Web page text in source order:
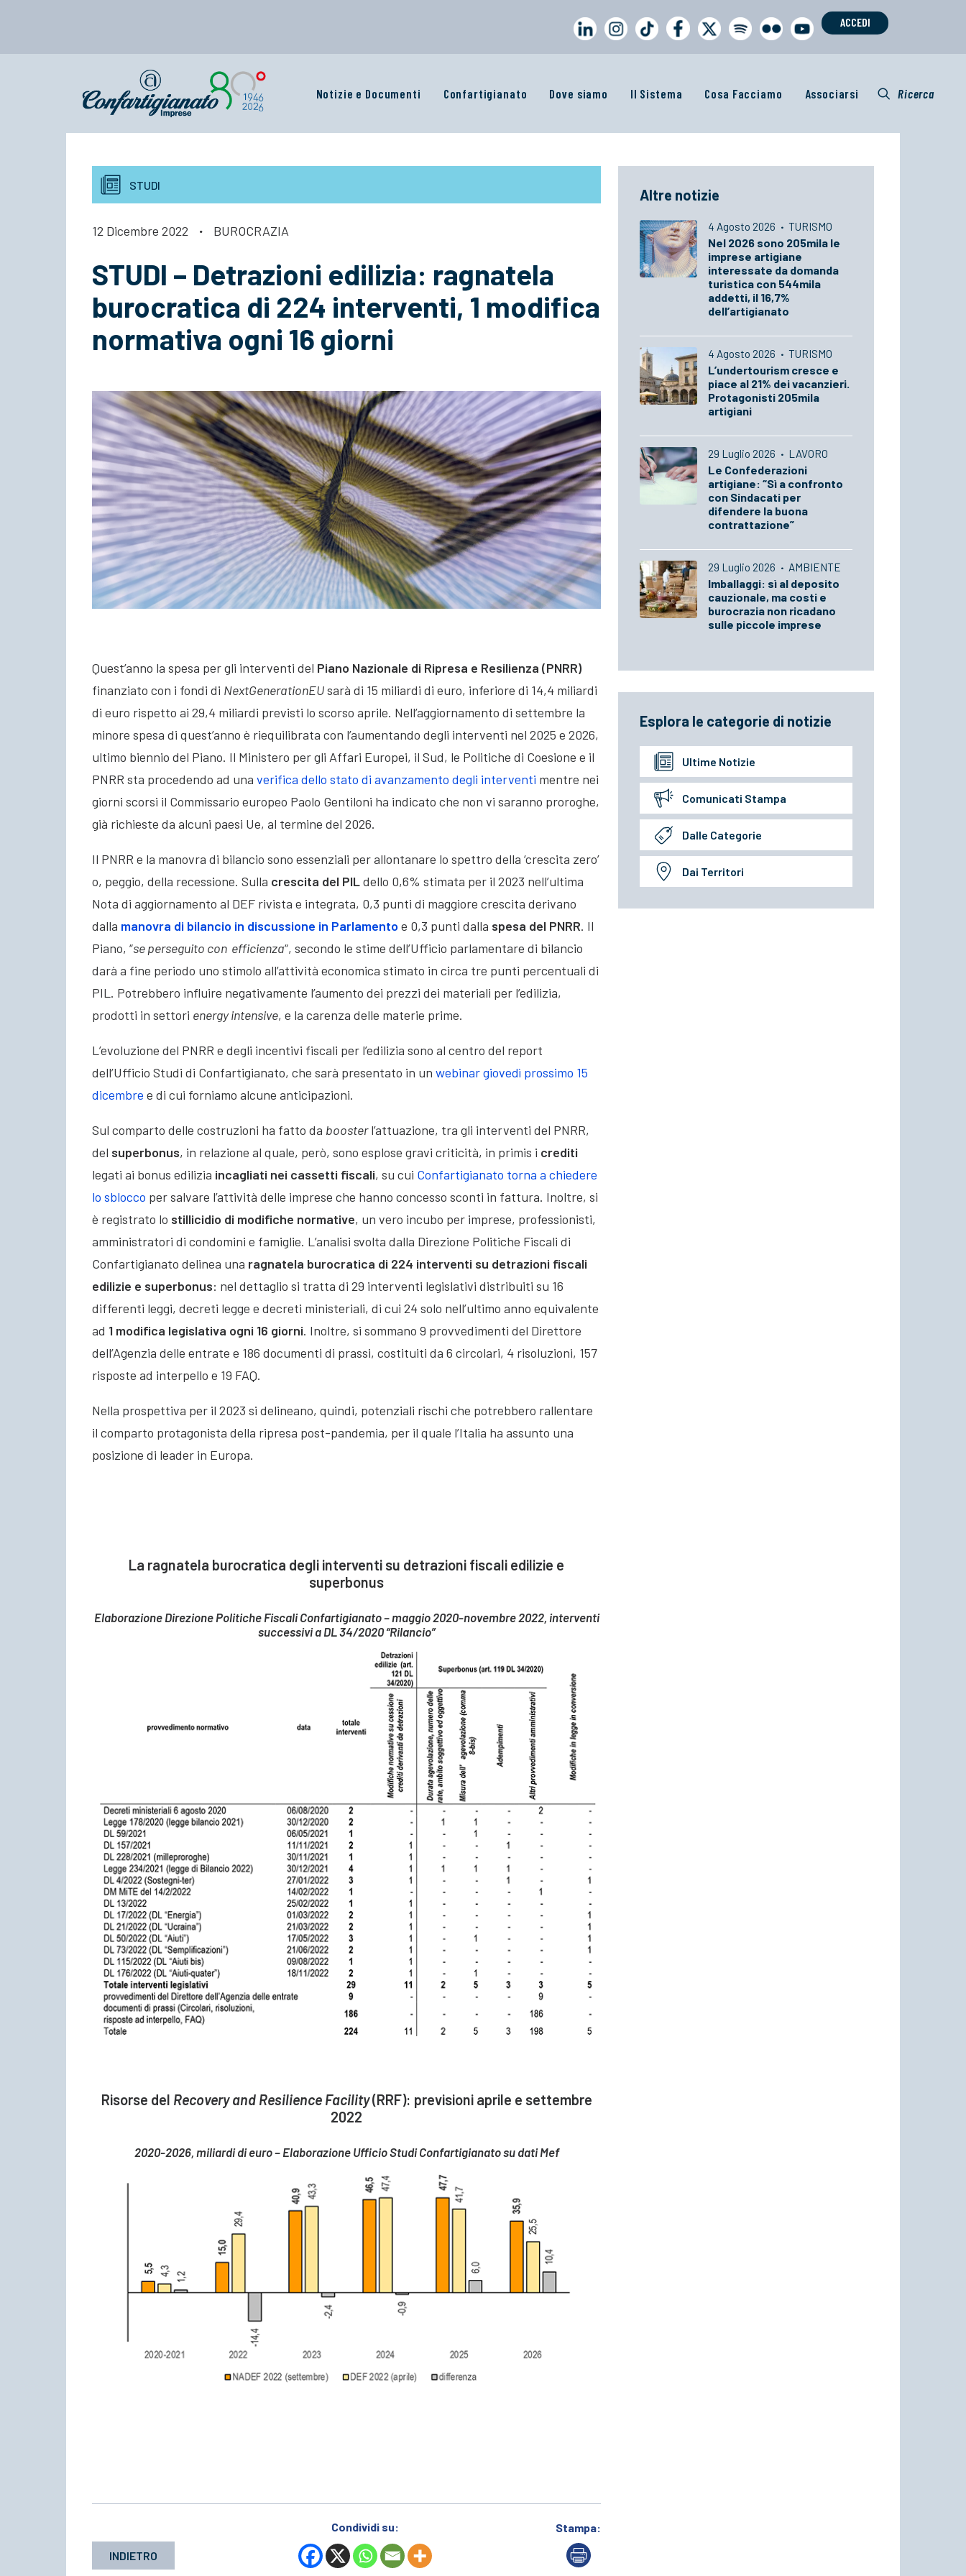
ACCEDI
Notizie e Documenti Confartigianato Dove siamo Il Sistema Cosa Facciamo Associarsi Ricerca
STUDI
12 Dicembre 2022 · BUROCRAZIA
STUDI – Detrazioni edilizia: ragnatela
burocratica di 224 interventi, 1 modifica
normativa ogni 16 giorni
Quest’anno la spesa per gli interventi del Piano Nazionale di Ripresa e Resilienza (PNRR)
finanziato con i fondi di NextGenerationEUsarà di 15 miliardi di euro, inferiore di 14,4 miliardi
di euro rispetto ai 29,4 miliardi previsti lo scorso aprile. Nell’aggiornamento di settembre la
minore spesa di quest’anno è riequilibrata con l’aumentando degli interventi nel 2025 e 2026,
ultimo biennio del Piano. Il Ministero per gli Affari Europei, il Sud, le Politiche di Coesione e il
PNRR sta procedendo ad una verifica dello stato di avanzamento degli interventi mentre nei
giorni scorsi il Commissario europeo Paolo Gentiloni ha indicato che non vi saranno proroghe,
già richieste da alcuni paesi Ue, al termine del 2026.
Il PNRR e la manovra di bilancio sono essenziali per allontanare lo spettro della ‘crescita zero’
o, peggio, della recessione. Sulla crescita del PILdello 0,6% stimata per il 2023 nell’ultima
Nota di aggiornamento al DEF rivista e integrata, 0,3 punti di maggiore crescita derivano
dalla manovra di bilancio in discussione in Parlamento e 0,3 punti dalla spesa del PNRR. Il
Piano, “se perseguito con efficienza“, secondo le stime dell’Ufficio parlamentare di bilancio
darà a fine periodo uno stimolo all’attività economica stimato in circa tre punti percentuali di
PIL. Potrebbero influire negativamente l’aumento dei prezzi dei materiali per l’edilizia,
prodotti in settori energy intensive, e la carenza delle materie prime.
L’evoluzione del PNRR e degli incentivi fiscali per l’edilizia sono al centro del report
dell’Ufficio Studi di Confartigianato, che sarà presentato in un webinar giovedì prossimo 15
dicembre e di cui forniamo alcune anticipazioni.
Sul comparto delle costruzioni ha fatto da boosterl’attuazione, tra gli interventi del PNRR,
del superbonus, in relazione al quale, però, sono esplose gravi criticità, in primis i crediti
legati ai bonus edilizia incagliati nei cassetti fiscali, su cui Confartigianato torna a chiedere
lo sblocco per salvare l’attività delle imprese che hanno concesso sconti in fattura. Inoltre, si
è registrato lo stillicidio di modifiche normative, un vero incubo per imprese, professionisti,
amministratori di condomini e famiglie. L’analisi svolta dalla Direzione Politiche Fiscali di
Confartigianato delinea una ragnatela burocratica di 224 interventi su detrazioni fiscali
edilizie e superbonus: nel dettaglio si tratta di 29 interventi legislativi distribuiti su 16
differenti leggi, decreti legge e decreti ministeriali, di cui 24 solo nell’ultimo anno equivalente
ad 1 modifica legislativa ogni 16 giorni. Inoltre, si sommano 9 provvedimenti del Direttore
dell’Agenzia delle entrate e 186 documenti di prassi, costituiti da 6 circolari, 4 risoluzioni, 157
risposte ad interpello e 19 FAQ.
Nella prospettiva per il 2023 si delineano, quindi, potenziali rischi che potrebbero rallentare
il comparto protagonista della ripresa post-pandemia, per il quale l’Italia ha assunto una
posizione di leader in Europa.
La ragnatela burocratica degli interventi su detrazioni fiscali edilizie e
superbonus
Elaborazione Direzione Politiche Fiscali Confartigianato – maggio 2020-novembre 2022, interventi
successivi a DL 34/2020 “Rilancio”
Risorse del Recovery and Resilience Facility(RRF): previsioni aprile e settembre
2022
2020-2026, miliardi di euro – Elaborazione Ufficio Studi Confartigianato su dati Mef
INDIETRO
Condividi su: Stampa:
Altre notizie
4 Agosto 2026 · TURISMO
Nel 2026 sono 205mila le
imprese artigiane
interessate da domanda
turistica con 544mila
addetti, il 16,7%
dell’artigianato
4 Agosto 2026 · TURISMO
L’undertourism cresce e
piace al 21% dei vacanzieri.
Protagonisti 205mila
artigiani
29 Luglio 2026 · LAVORO
Le Confederazioni
artigiane: “Sì a confronto
con Sindacati per
difendere la buona
contrattazione”
29 Luglio 2026 · AMBIENTE
Imballaggi: sì al deposito
cauzionale, ma costi e
burocrazia non ricadano
sulle piccole imprese
Esplora le categorie di notizie
Ultime Notizie
Comunicati Stampa
Dalle Categorie
Dai Territori